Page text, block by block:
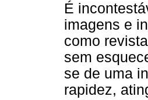
É
imagens e
como
sem
se de uma
rapidez,